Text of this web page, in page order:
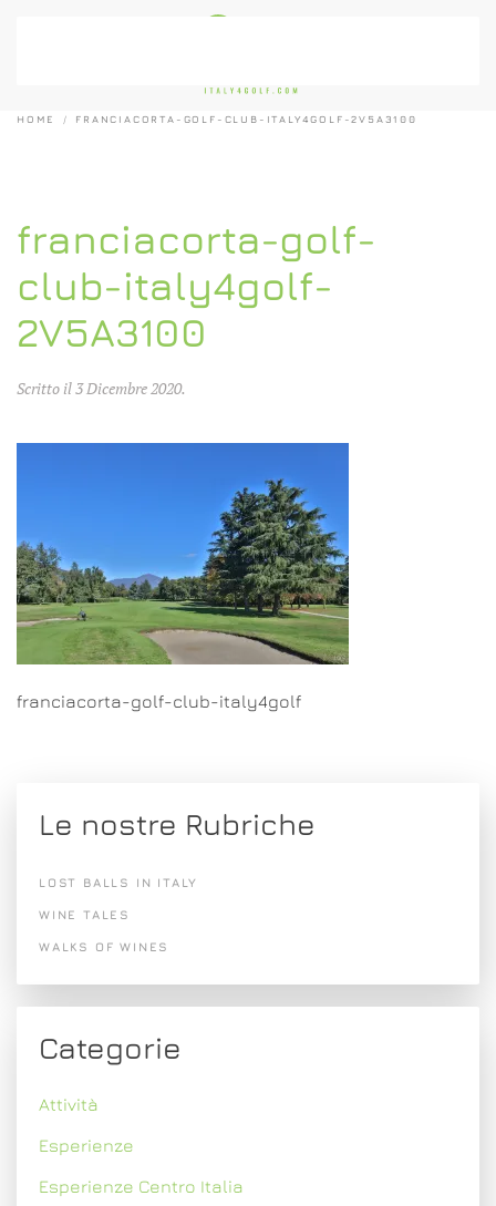
HOME FRANCIACORTA-GOLF-CLUB-ITALY4GOLF-2V5A3100
franciacorta-golf-
club-italy4golf-
2V5A3100
Scritto il3 Dicembre 2020.
franciacorta-golf-club-italy4golf
Le nostre Rubriche
LOST BALLS IN ITALY
WINE TALES
WALKS OF WINES
Categorie
Attività
Esperienze
Esperienze Centro Italia